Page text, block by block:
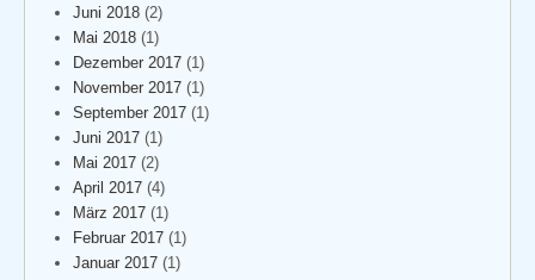
Juni 2018 (2)
Mai 2018 (1)
Dezember 2017 (1)
November 2017 (1)
September 2017 (1)
Juni 2017 (1)
Mai 2017 (2)
April 2017 (4)
März 2017 (1)
Februar 2017 (1)
Januar 2017 (1)